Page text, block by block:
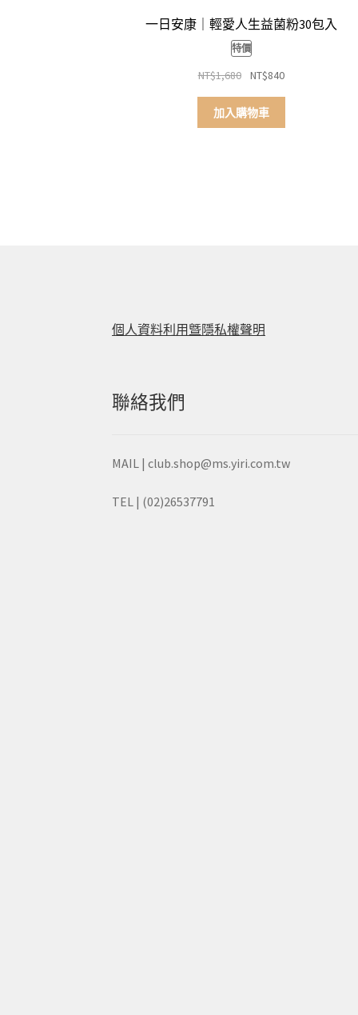
一日安康｜輕愛人生益菌粉30包入
特價
NT$1,680
原
價
格：
NT$840目
格：
加入購物車
個人資料利用曁隱私權聲明
聯絡我們
MAIL | club.shop@ms.yiri.com.tw
TEL | (02)26537791